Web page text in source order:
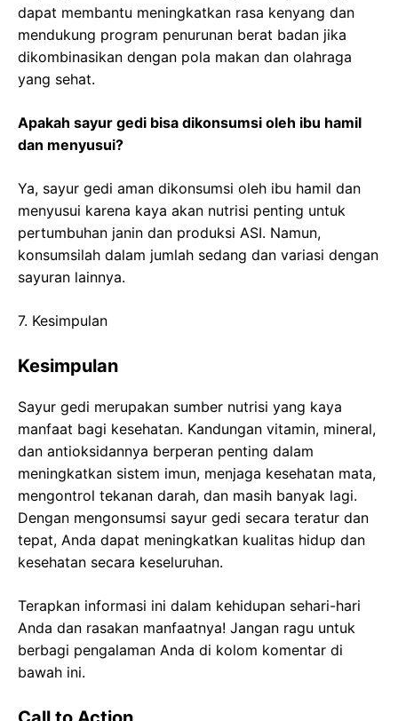
dapat membantu meningkatkan rasa kenyang dan
mendukung program penurunan berat badan jika
dikombinasikan dengan pola makan dan olahraga
yang sehat.
Apakah sayur gedi bisa dikonsumsi oleh ibu hamil
dan menyusui?
Ya, sayur gedi aman dikonsumsi oleh ibu hamil dan
menyusui karena kaya akan nutrisi penting untuk
pertumbuhan janin dan produksi ASI. Namun,
konsumsilah dalam jumlah sedang dan variasi dengan
sayuran lainnya.
7. Kesimpulan
Kesimpulan
Sayur gedi merupakan sumber nutrisi yang kaya
manfaat bagi kesehatan. Kandungan vitamin, mineral,
dan antioksidannya berperan penting dalam
meningkatkan sistem imun, menjaga kesehatan mata,
mengontrol tekanan darah, dan masih banyak lagi.
Dengan mengonsumsi sayur gedi secara teratur dan
tepat, Anda dapat meningkatkan kualitas hidup dan
kesehatan secara keseluruhan.
Terapkan informasi ini dalam kehidupan sehari-hari
Anda dan rasakan manfaatnya! Jangan ragu untuk
berbagi pengalaman Anda di kolom komentar di
bawah ini.